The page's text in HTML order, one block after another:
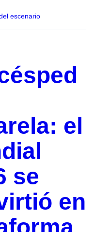
escenario
el
se
en